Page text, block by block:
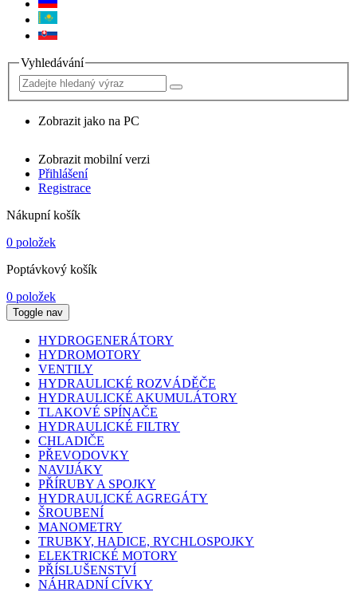
Vyhledávání
Zobrazit jako na PC
Zobrazit mobilní verzi
Přihlášení
Registrace
Nákupní košík
0 položek
Poptávkový košík
0 položek
Toggle nav
HYDROGENERÁTORY
HYDROMOTORY
VENTILY
HYDRAULICKÉ ROZVÁDĚČE
HYDRAULICKÉ AKUMULÁTORY
TLAKOVÉ SPÍNAČE
HYDRAULICKÉ FILTRY
CHLADIČE
PŘEVODOVKY
NAVIJÁKY
PŘÍRUBY A SPOJKY
HYDRAULICKÉ AGREGÁTY
ŠROUBENÍ
MANOMETRY
TRUBKY, HADICE, RYCHLOSPOJKY
ELEKTRICKÉ MOTORY
PŘÍSLUŠENSTVÍ
NÁHRADNÍ CÍVKY